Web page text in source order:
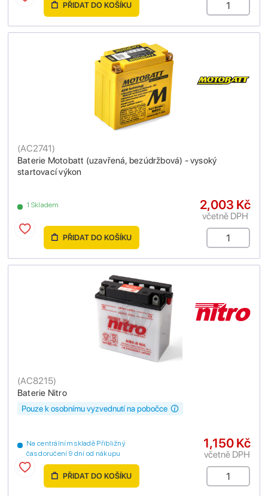
PŘIDAT DO KOŠÍKU
Baterie Motobatt (uzavřená, bezúdržbová) - vysoký
startovací výkon
(AC2741)
1 Skladem 2,003 Kč
včetně DPH
PŘIDAT DO KOŠÍKU
Baterie Nitro
(AC8215)
Na centrálním skladě Přibližný
čas doručení 9 dní od nákupu
Pouze k osobnímu vyzvednutí na pobočce
1,150 Kč
včetně DPH
PŘIDAT DO KOŠÍKU